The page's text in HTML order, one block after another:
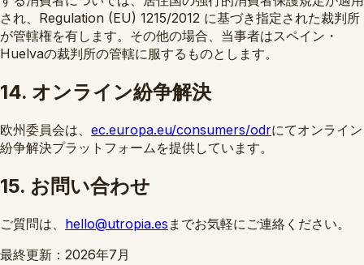
され、Regulation (EU) 1215/2012 に基づき指定された裁判所
が管轄権を有します。その他の場合、当事者はスペイン・
Huelvaの裁判所の管轄に服するものとします。
14. オンライン紛争解決
欧州委員会は、 ec.europa.eu/consumers/odrにてオンライン
紛争解決プラットフォームを提供しています。
15. お問い合わせ
ご質問は、 hello@utropia.es までお気軽にご連絡ください。
最終更新：2026年7月